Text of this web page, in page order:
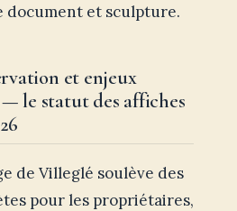
document et sculpture.
et enjeux
le statut des affiches
de Villeglé soulève des
pour les propriétaires,